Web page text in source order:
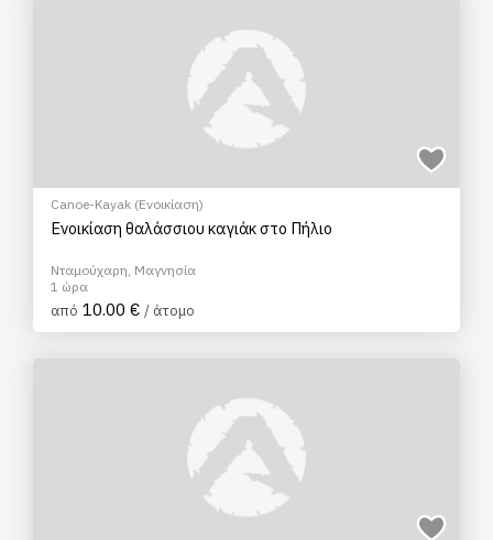
Canoe-Kayak (Ενοικίαση)
Ενοικίαση θαλάσσιου καγιάκ στο Πήλιο
Νταμούχαρη, Μαγνησία
1 ώρα
από 10.00 € / άτομο